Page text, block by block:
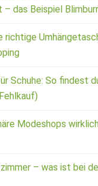
– das Beispiel
richtige
Schuhe: So findest
Modeshops
– was ist bei